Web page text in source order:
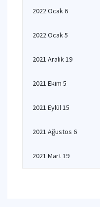
2022 Ocak 6
2022 Ocak 5
2021 Aralık 19
2021 Ekim 5
2021 Eylül 15
2021 Ağustos 6
2021 Mart 19